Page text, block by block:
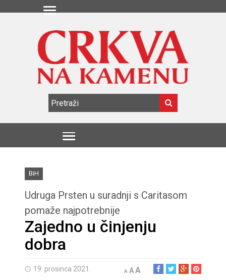
BiH
Udruga Prsten u suradnji s Caritasom
pomaže najpotrebnije
Zajedno u činjenju
dobra
19. prosinca 2021. A AA